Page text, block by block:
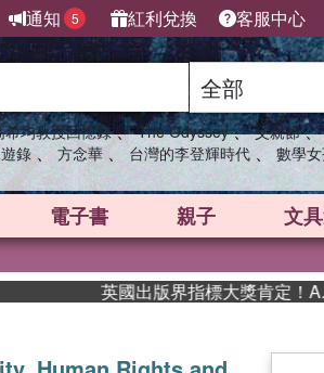
通知 5 紅利兌換 客服中心
希均教授回憶錄 、 The Odyssey 、 父親節 、
錄 、 方念華 、 台灣的李登輝時代 、 數學
電子書 親子 文
英國出版界指標大獎肯定！A.F.